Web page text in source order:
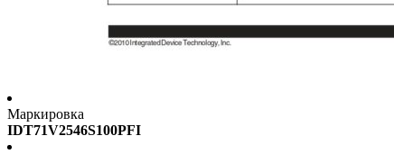
Маркировка
IDT71V2546S100PFI